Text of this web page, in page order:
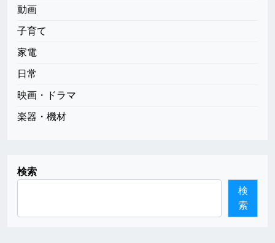
動画
子育て
家電
日常
映画・ドラマ
楽器・機材
検索
検
索